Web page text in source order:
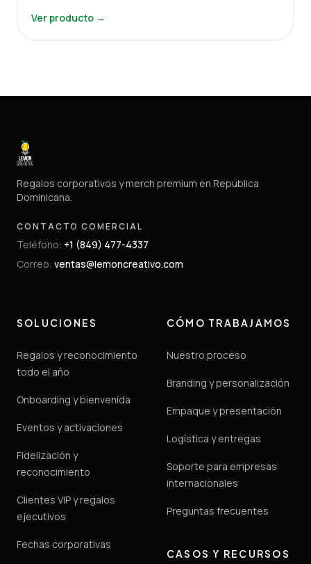
Ver producto →
Regalos corporativos y merch premium en República
Dominicana.
CONTACTO COMERCIAL
Teléfono: +1 (849) 477-4337
Correo: ventas@lemoncreativo.com
SOLUCIONES
Regalos y reconocimiento
todo el año
Onboarding y bienvenida
Eventos y activaciones
Fidelización y
reconocimiento
Clientes VIP y regalos
ejecutivos
Fechas corporativas
CÓMO TRABAJAMOS
Nuestro proceso
Branding y personalización
Empaque y presentación
Logística y entregas
Soporte para empresas
internacionales
Preguntas frecuentes
CASOS Y RECURSOS